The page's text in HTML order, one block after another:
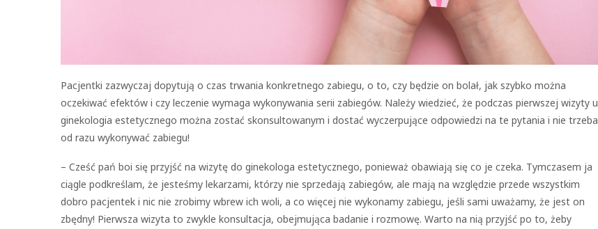
Pacjentki zazwyczaj dopytują o czas trwania konkretnego zabiegu, o to, czy będzie on bolał, jak szybko można
oczekiwać efektów i czy leczenie wymaga wykonywania serii zabiegów. Należy wiedzieć, że podczas pierwszej wizyty u
ginekologia estetycznego można zostać skonsultowanym i dostać wyczerpujące odpowiedzi na te pytania i nie trzeba
od razu wykonywać zabiegu!
– Cześć pań boi się przyjść na wizytę do ginekologa estetycznego, ponieważ obawiają się co je czeka. Tymczasem ja
ciągle podkreślam, że jesteśmy lekarzami, którzy nie sprzedają zabiegów, ale mają na względzie przede wszystkim
dobro pacjentek i nic nie zrobimy wbrew ich woli, a co więcej nie wykonamy zabiegu, jeśli sami uważamy, że jest on
zbędny! Pierwsza wizyta to zwykle konsultacja, obejmująca badanie i rozmowę. Warto na nią przyjść po to, żeby